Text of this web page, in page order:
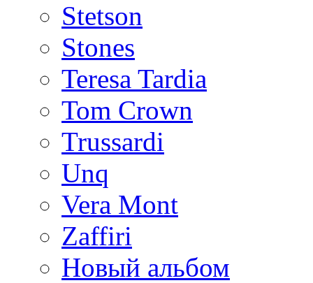
Stetson
Stones
Teresa Tardia
Tom Crown
Trussardi
Unq
Vera Mont
Zaffiri
Новый альбом